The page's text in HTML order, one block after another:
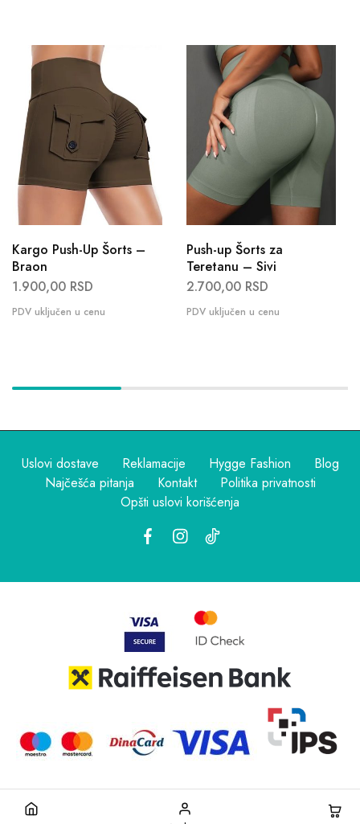
Kargo Push-Up Šorts –
Braon
1.900,00 RSD
Push-up Šorts za
Teretanu – Sivi
2.700,00 RSD
Uslovi dostave Reklamacije Hygge Fashion
Blog
Najčešća pitanja
Kontakt
Politika privatnosti
Opšti uslovi korišćenja